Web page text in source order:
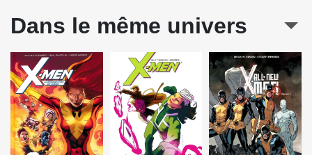
Dans le même univers